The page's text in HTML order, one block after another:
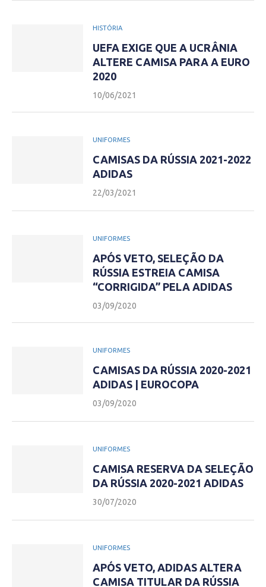
HISTÓRIA
UEFA EXIGE QUE A UCRÂNIA
ALTERE CAMISA PARA A EURO
2020
10/06/2021
UNIFORMES
CAMISAS DA RÚSSIA 2021-2022
ADIDAS
22/03/2021
UNIFORMES
APÓS VETO, SELEÇÃO DA
RÚSSIA ESTREIA CAMISA
“CORRIGIDA” PELA ADIDAS
03/09/2020
UNIFORMES
CAMISAS DA RÚSSIA 2020-2021
ADIDAS | EUROCOPA
03/09/2020
UNIFORMES
CAMISA RESERVA DA SELEÇÃO
DA RÚSSIA 2020-2021 ADIDAS
30/07/2020
UNIFORMES
APÓS VETO, ADIDAS ALTERA
CAMISA TITULAR DA RÚSSIA